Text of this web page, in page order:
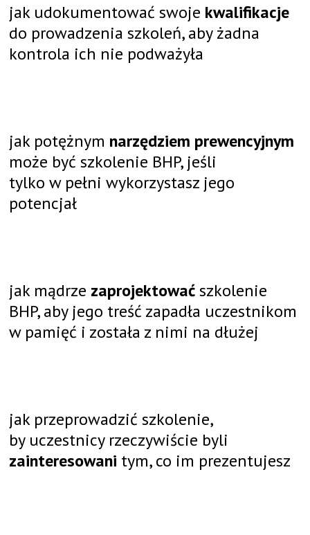
jak udokumentować swoje kwalifikacje
do prowadzenia szkoleń, aby żadna
kontrola ich nie podważyła
jak potężnym narzędziem prewencyjnym
może być szkolenie BHP, jeśli
tylko w pełni wykorzystasz jego
potencjał
jak mądrze zaprojektowaćszkolenie
BHP, aby jego treść zapadła uczestnikom
w pamięć i została z nimi na dłużej
jak przeprowadzić szkolenie,
by uczestnicy rzeczywiście byli
zainteresowani tym, co im prezentujesz